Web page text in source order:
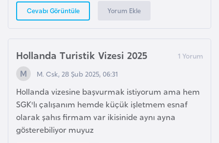
Cevabı Görüntüle Yorum Ekle
Hollanda Turistik Vizesi 2025
M. Csk, 28 Şub 2025, 06:31
Hollanda vizesine başvurmak istiyorum ama hem
SGK'lı çalışanım hemde küçük işletmem esnaf
olarak şahıs firmam var ikisinide aynı ayna
gösterebiliyor muyuz
o
n
g
B
u
l
g
a
r